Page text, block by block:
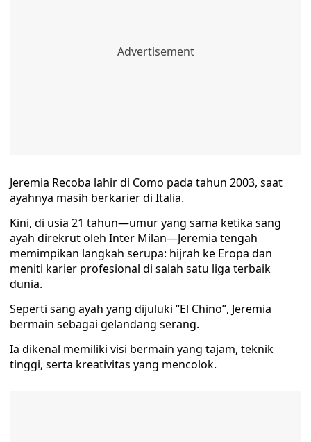
Jeremia Recoba lahir di Como pada tahun 2003, saat
ayahnya masih berkarier di Italia.
Kini, di usia 21 tahun—umur yang sama ketika sang
ayah direkrut oleh Inter Milan—Jeremia tengah
memimpikan langkah serupa: hijrah ke Eropa dan
meniti karier profesional di salah satu liga terbaik
dunia.
Seperti sang ayah yang dijuluki “El Chino”, Jeremia
bermain sebagai gelandang serang.
Ia dikenal memiliki visi bermain yang tajam, teknik
tinggi, serta kreativitas yang mencolok.